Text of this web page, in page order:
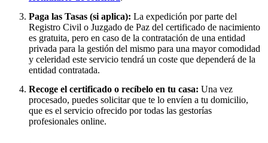
Paga las Tasas (si aplica): La expedición por parte del
Registro Civil o Juzgado de Paz del certificado de nacimiento
es gratuita, pero en caso de la contratación de una entidad
privada para la gestión del mismo para una mayor comodidad
y celeridad este servicio tendrá un coste que dependerá de la
entidad contratada.
Recoge el certificado o recíbelo en tu casa: Una vez
procesado, puedes solicitar que te lo envíen a tu domicilio,
que es el servicio ofrecido por todas las gestorías
profesionales online.